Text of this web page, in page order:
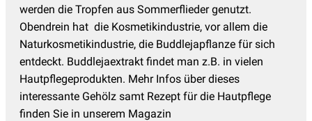
werden die Tropfen aus Sommerflieder genutzt.
Obendrein hat die Kosmetikindustrie, vor allem die
Naturkosmetikindustrie, die Buddlejapflanze für sich
entdeckt. Buddlejaextrakt findet man z.B. in vielen
Hautpflegeprodukten. Mehr Infos über dieses
interessante Gehölz samt Rezept für die Hautpflege
finden Sie in unserem Magazin